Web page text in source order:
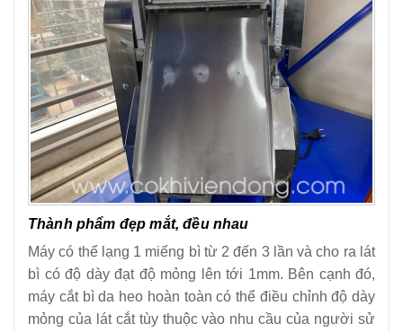
Thành phẩm đẹp mắt, đều nhau
Máy có thể lạng 1 miếng bì từ 2 đến 3 lần và cho ra lát
bì có độ dày đạt độ mỏng lên tới 1mm. Bên cạnh đó,
máy cắt bì da heo hoàn toàn có thể điều chỉnh độ dày
mỏng của lát cắt tùy thuộc vào nhu cầu của người sử